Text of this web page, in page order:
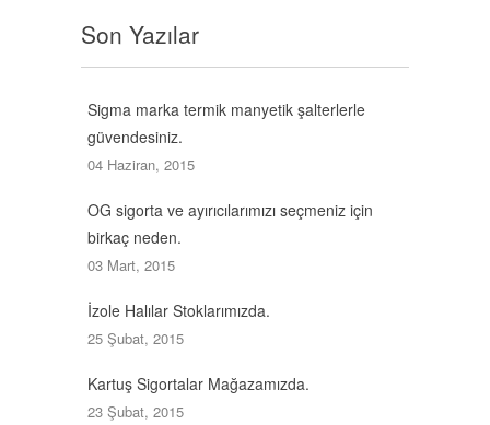
Son Yazılar
Sigma marka termik manyetik şalterlerle
güvendesiniz.
04 Haziran, 2015
OG sigorta ve ayırıcılarımızı seçmeniz için
birkaç neden.
03 Mart, 2015
İzole Halılar Stoklarımızda.
25 Şubat, 2015
Kartuş Sigortalar Mağazamızda.
23 Şubat, 2015